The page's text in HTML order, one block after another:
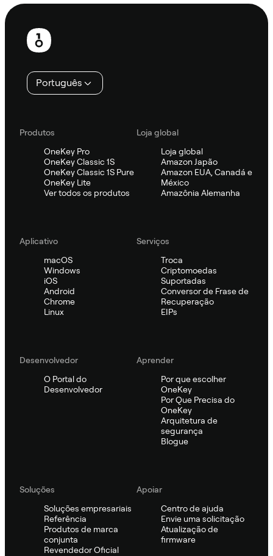
Rodapé
Português
Produtos
OneKey Pro
OneKey Classic 1S
OneKey Classic 1S Pure
OneKey Lite
Ver todos os produtos
Loja global
Loja global
Amazon Japão
Amazon EUA, Canadá e
México
Amazônia Alemanha
Aplicativo
macOS
Windows
iOS
Android
Chrome
Linux
Serviços
Troca
Criptomoedas
Suportadas
Conversor de Frase de
Recuperação
EIPs
Desenvolvedor
O Portal do
Desenvolvedor
Aprender
Por que escolher
OneKey
Por Que Precisa do
OneKey
Arquitetura de
segurança
Blogue
Soluções
Soluções empresariais
Referência
Produtos de marca
conjunta
Revendedor Oficial
Apoiar
Centro de ajuda
Envie uma solicitação
Atualização de
firmware